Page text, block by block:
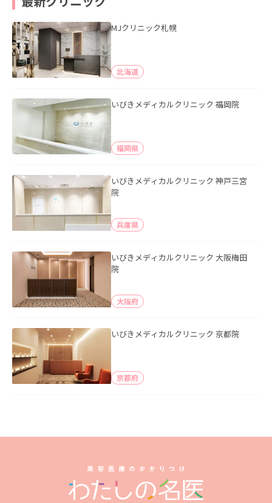
MJクリニック札幌
北海道
いびきメディカルクリニック 福岡院
福岡県
いびきメディカルクリニック 神戸三宮
院
兵庫県
いびきメディカルクリニック 大阪梅田
院
大阪府
いびきメディカルクリニック 京都院
京都府